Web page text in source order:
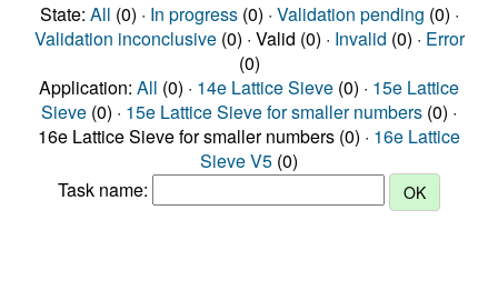
State: All (0) · In progress(0) · Validation pending (0) ·
Validation inconclusive(0) · Valid (0) · Invalid (0) · Error
(0)
Application: All (0) · 14e Lattice Sieve (0) · 15e Lattice
Sieve (0) · 15e Lattice Sieve for smaller numbers (0) ·
16e Lattice Sieve for smaller numbers (0) · 16e Lattice
Sieve V5 (0)
Task name: